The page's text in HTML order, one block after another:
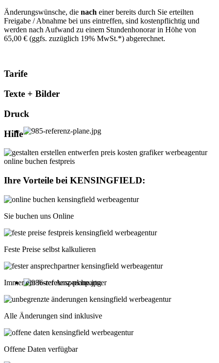
Änderungswünsche, die nach einer bereits durch Sie erteilten
Freigabe / Abnahme bei uns eintreffen, sind kostenpflichtig und
werden nach Aufwand zu einem Stundenhonorar in Höhe von
65,00 € (ggfs. zuzüglich 19% MwSt.*) abgerechnet.
Tarife
Texte + Bilder
Druck
Hilfe
Ihre Vorteile bei KENSINGFIELD:
Sie buchen uns Online
Feste Preise selbst kalkulieren
Immer ein fester Ansprechpartner
Alle Änderungen sind inklusive
Offene Daten verfügbar